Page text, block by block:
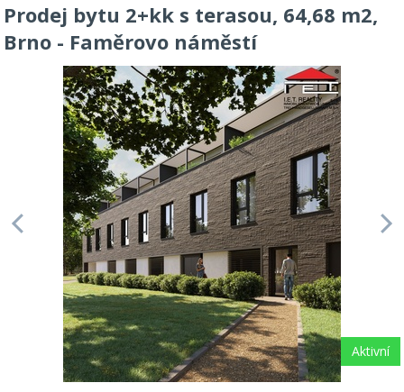
Prodej bytu 2+kk s terasou, 64,68 m2,
Brno - Faměrovo náměstí
Aktivní